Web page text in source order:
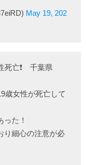
May 19, 202
死亡❗️ 千葉県
歳女性が死亡して
た！
り細心の注意が必